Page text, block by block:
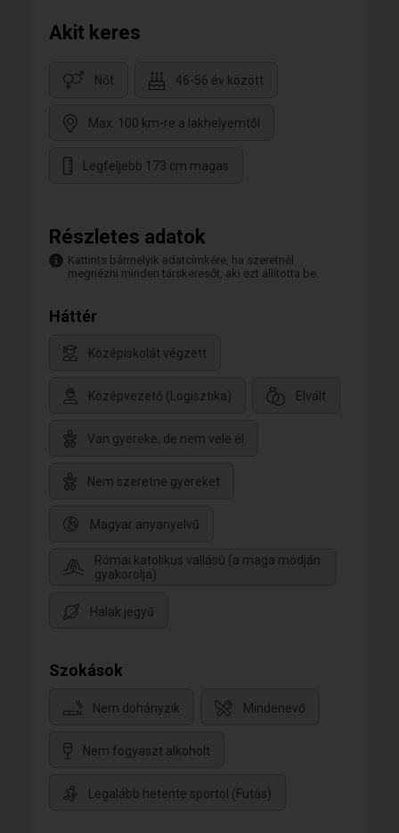
Akit keres
Nőt 46-56 év között
Max. 100 km-re a lakhelyemtől
Legfeljebb 173 cm magas
Részletes adatok
Kattints bármelyik adatcímkére, ha szeretnél
megnézni minden társkeresőt, aki ezt állította be.
Háttér
Középiskolát végzett
Középvezető (Logisztika) Elvált
Van gyereke, de nem vele él
Nem szeretne gyereket
Magyar anyanyelvű
Római katolikus vallású (a maga módján
gyakorolja)
Halak jegyű
Szokások
Nem dohányzik Mindenevő
Nem fogyaszt alkoholt
Legalább hetente sportol (Futás)